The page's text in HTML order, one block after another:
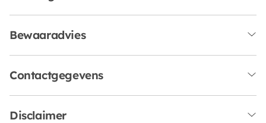
Bewaaradvies
Contactgegevens
Disclaimer